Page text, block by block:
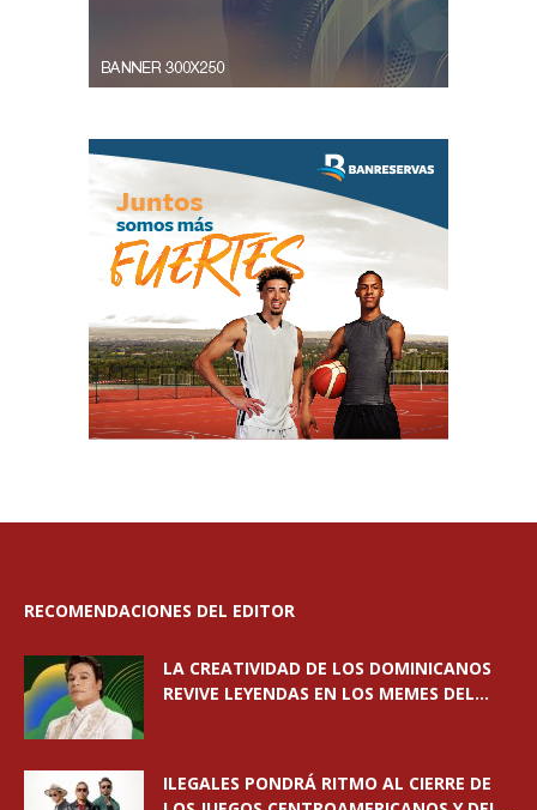
RECOMENDACIONES DEL EDITOR
LA CREATIVIDAD DE LOS DOMINICANOS
REVIVE LEYENDAS EN LOS MEMES DEL...
ILEGALES PONDRÁ RITMO AL CIERRE DE